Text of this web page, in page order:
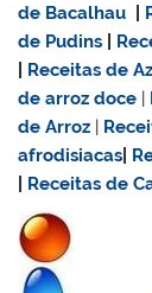
de Bacalhau
de Pudins
Receitas de
dearroz doce |
de Arroz |
afrodisiacas
Receitas de